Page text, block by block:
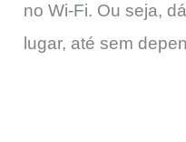
no Wi-Fi. Ou seja,
lugar, até sem